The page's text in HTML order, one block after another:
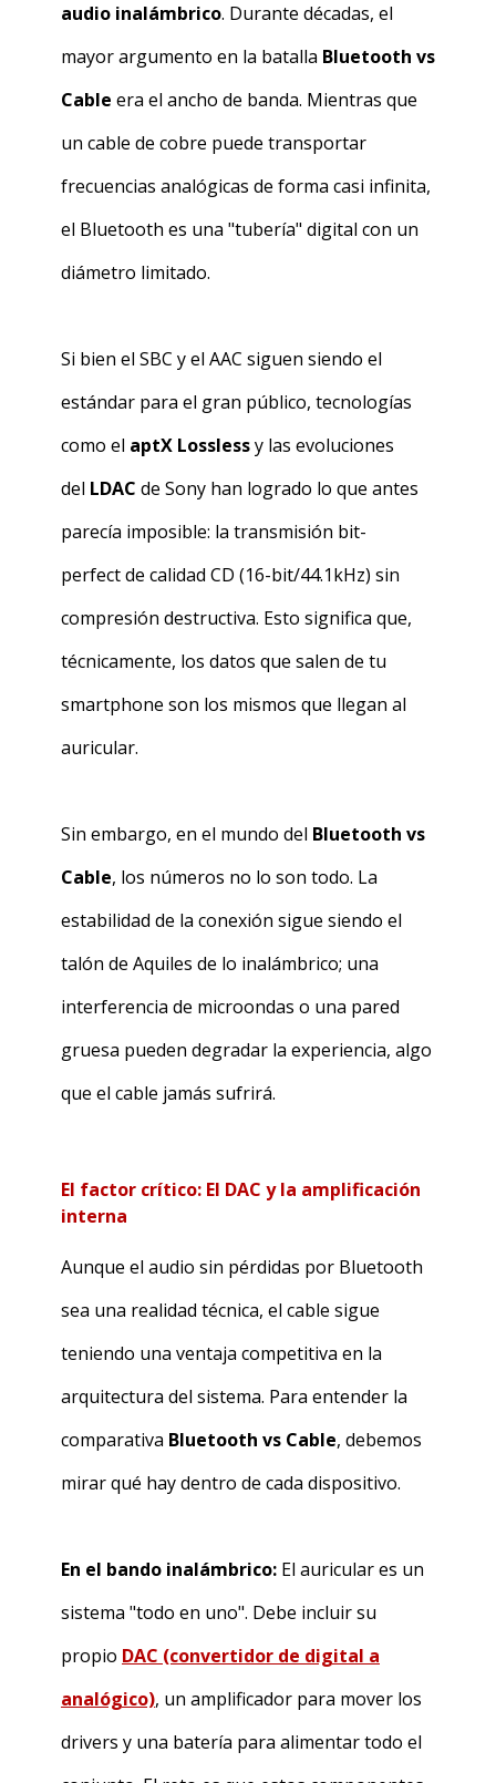
audio inalámbrico. Durante décadas, el
mayor argumento en la batalla Bluetooth vs
Cable era el ancho de banda. Mientras que
un cable de cobre puede transportar
frecuencias analógicas de forma casi infinita,
el Bluetooth es una "tubería" digital con un
diámetro limitado.
Si bien el SBC y el AAC siguen siendo el
estándar para el gran público, tecnologías
como el aptX Losslessy las evoluciones
del LDAC de Sony han logrado lo que antes
parecía imposible: la transmisión bit-
perfectde calidad CD (16-bit/44.1kHz) sin
compresión destructiva. Esto significa que,
técnicamente, los datos que salen de tu
smartphone son los mismos que llegan al
auricular.
Sin embargo, en el mundo del Bluetooth vs
Cable, los números no lo son todo. La
estabilidad de la conexión sigue siendo el
talón de Aquiles de lo inalámbrico; una
interferencia de microondas o una pared
gruesa pueden degradar la experiencia, algo
que el cable jamás sufrirá.
El factor crítico: El DAC y la amplificación
interna
Aunque el audio sin pérdidas por Bluetooth
sea una realidad técnica, el cable sigue
teniendo una ventaja competitiva en la
arquitectura del sistema. Para entender la
comparativa Bluetooth vs Cable, debemos
mirar qué hay dentro de cada dispositivo.
En el bando inalámbrico: El auricular es un
sistema "todo en uno". Debe incluir su
propio DAC (convertidor de digital a
analógico), un amplificador para mover los
drivers y una batería para alimentar todo el